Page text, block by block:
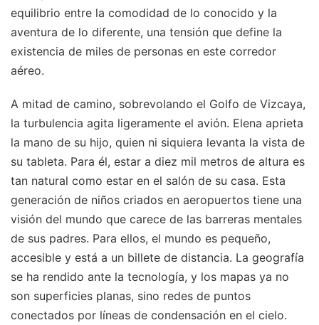
equilibrio entre la comodidad de lo conocido y la
aventura de lo diferente, una tensión que define la
existencia de miles de personas en este corredor
aéreo.
A mitad de camino, sobrevolando el Golfo de Vizcaya,
la turbulencia agita ligeramente el avión. Elena aprieta
la mano de su hijo, quien ni siquiera levanta la vista de
su tableta. Para él, estar a diez mil metros de altura es
tan natural como estar en el salón de su casa. Esta
generación de niños criados en aeropuertos tiene una
visión del mundo que carece de las barreras mentales
de sus padres. Para ellos, el mundo es pequeño,
accesible y está a un billete de distancia. La geografía
se ha rendido ante la tecnología, y los mapas ya no
son superficies planas, sino redes de puntos
conectados por líneas de condensación en el cielo.